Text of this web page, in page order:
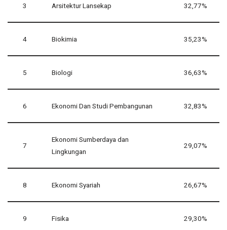
3 Arsitektur Lansekap 32,77%
4 Biokimia 35,23%
5 Biologi 36,63%
6 Ekonomi Dan Studi Pembangunan 32,83%
7
Ekonomi Sumberdaya dan
Lingkungan
29,07%
8 Ekonomi Syariah 26,67%
9 Fisika 29,30%